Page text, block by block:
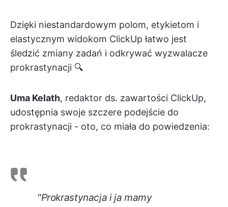
Dzięki niestandardowym polom, etykietom i
elastycznym widokom ClickUp łatwo jest
śledzić zmiany zadań i odkrywać wyzwalacze
prokrastynacji 🔍
Uma Kelath, redaktor ds. zawartości ClickUp,
udostępnia swoje szczere podejście do
prokrastynacji - oto, co miała do powiedzenia:
"Prokrastynacja i ja mamy